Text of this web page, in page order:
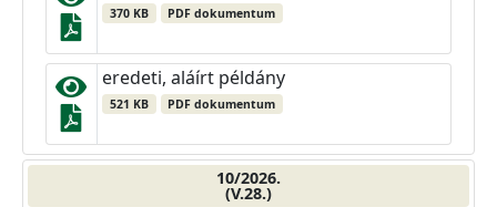
370 KB PDF dokumentum
eredeti, aláírt példány
521 KB PDF dokumentum
10/2026.
(V.28.)